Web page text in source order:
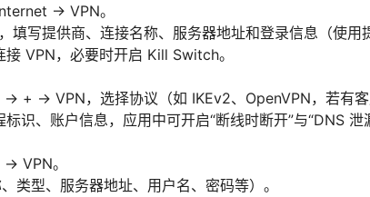
-> VPN。
填写提供商、连接名称、服务器地址和登录信息（使用
VPN，必要时开启 Kill Switch。
> + -> VPN，选择协议（如 IKEv2、OpenVPN，若有
识、账户信息，应用中可开启“断线时断开”与“DNS 泄
VPN。
类型、服务器地址、用户名、密码等）。